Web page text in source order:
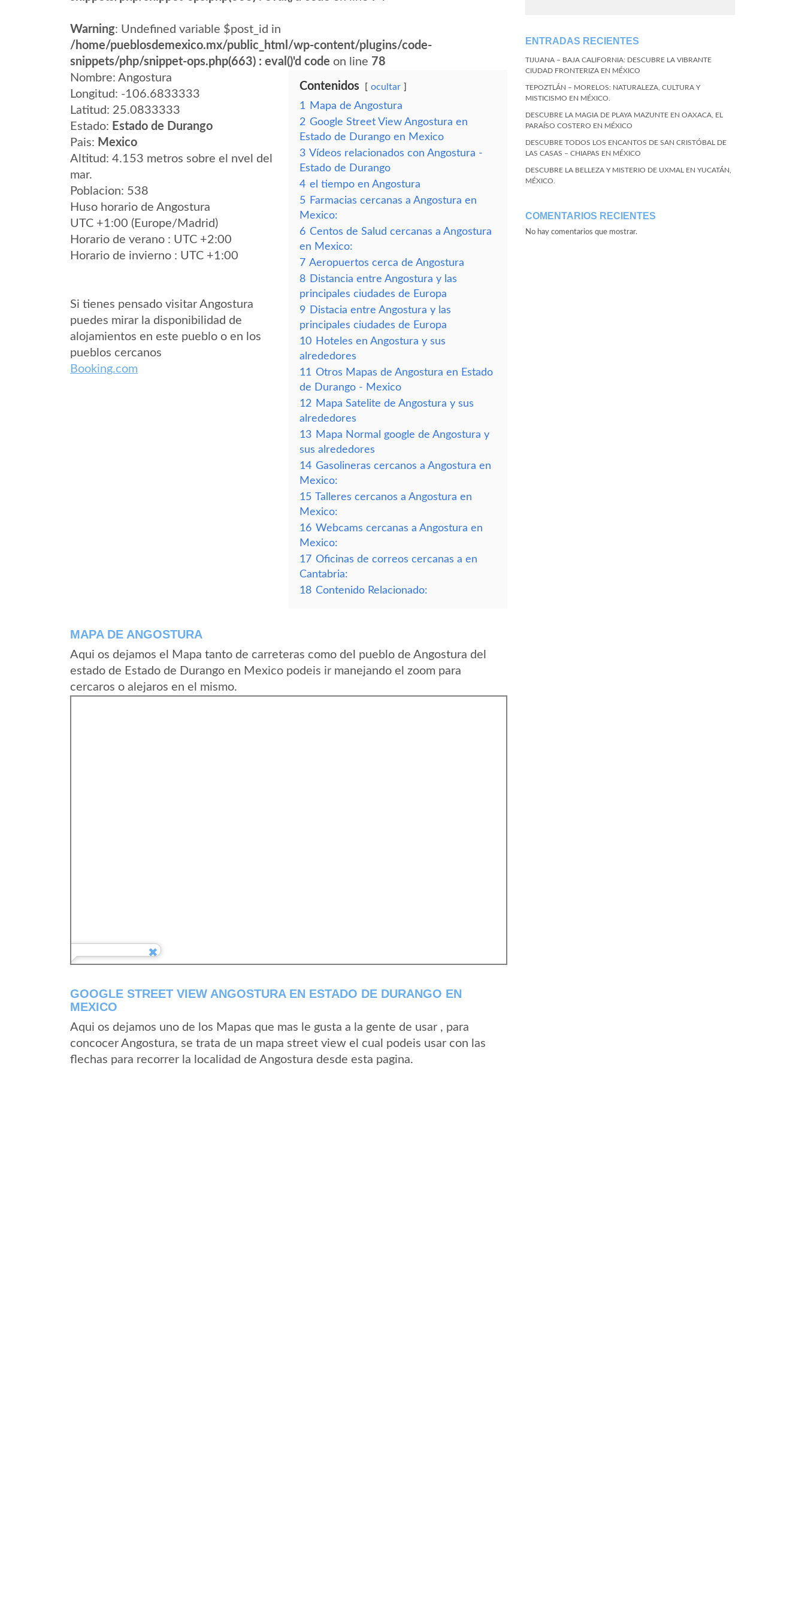
Warning: Undefined variable $post_id in
/home/pueblosdemexico.mx/public_html/wp-content/plugins/code-
snippets/php/snippet-ops.php(663) : eval()'d code on line 78
Nombre: Angostura
Longitud: -106.6833333
Latitud: 25.0833333
Estado: Estado de Durango
Pais: Mexico
Altitud: 4.153 metros sobre el nvel del
mar.
Poblacion: 538
Huso horario de Angostura
UTC +1:00 (Europe/Madrid)
Horario de verano : UTC +2:00
Horario de invierno : UTC +1:00
Si tienes pensado visitar Angostura
puedes mirar la disponibilidad de
alojamientos en este pueblo o en los
pueblos cercanos
Booking.com
Contenidos ocultar
1
Mapa de Angostura
2 Google Street View Angostura en
Estado de Durango en Mexico
3 Vídeos relacionados con Angostura -
Estado de Durango
4 el tiempo en Angostura
5 Farmacias cercanas a Angostura en
Mexico:
6 Centos de Salud cercanas a Angostura
en Mexico:
7 Aeropuertos cerca de Angostura
8 Distancia entre Angostura y las
principales ciudades de Europa
9 Distacia entre Angostura y las
principales ciudades de Europa
10 Hoteles en Angostura y sus
alrededores
11 Otros Mapas de Angostura en Estado
de Durango - Mexico
12 Mapa Satelite de Angostura y sus
alrededores
13 Mapa Normal google de Angostura y
sus alrededores
14 Gasolineras cercanos a Angostura en
Mexico:
15 Talleres cercanos a Angostura en
Mexico:
16 Webcams cercanas a Angostura en
Mexico:
17 Oficinas de correos cercanas a en
Cantabria:
18 Contenido Relacionado:
MAPA DE ANGOSTURA
Aqui os dejamos el Mapa tanto de carreteras como del pueblo de Angostura del
estado de Estado de Durango en Mexico podeis ir manejando el zoom para
cercaros o alejaros en el mismo.
GOOGLE STREET VIEW ANGOSTURA EN ESTADO DE DURANGO EN
MEXICO
Aqui os dejamos uno de los Mapas que mas le gusta a la gente de usar , para
concocer Angostura, se trata de un mapa street view el cual podeis usar con las
flechas para recorrer la localidad de Angostura desde esta pagina.
ENTRADAS RECIENTES
TIJUANA – BAJA CALIFORNIA: DESCUBRE LA VIBRANTE
CIUDAD FRONTERIZA EN MÉXICO
TEPOZTLÁN – MORELOS: NATURALEZA, CULTURA Y
MISTICISMO EN MÉXICO.
DESCUBRE LA MAGIA DE PLAYA MAZUNTE EN OAXACA, EL
PARAÍSO COSTERO EN MÉXICO
DESCUBRE TODOS LOS ENCANTOS DE SAN CRISTÓBAL DE
LAS CASAS – CHIAPAS EN MÉXICO
DESCUBRE LA BELLEZA Y MISTERIO DE UXMAL EN YUCATÁN,
MÉXICO.
COMENTARIOS RECIENTES
No hay comentarios que mostrar.